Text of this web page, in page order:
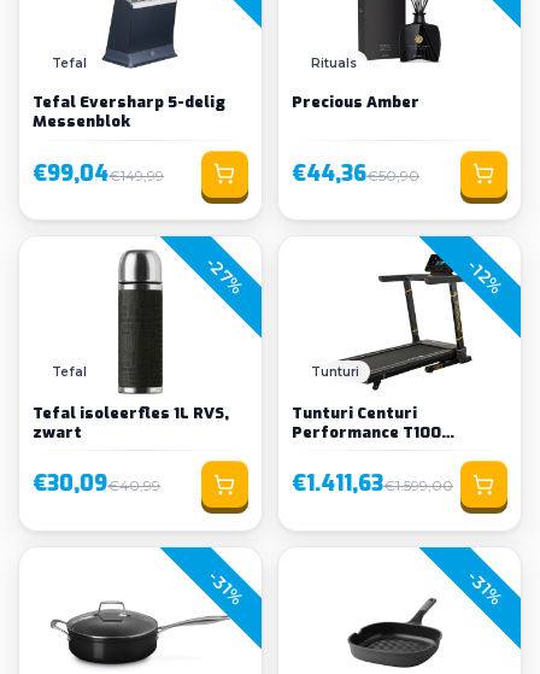
Tefal
Tefal Eversharp 5-delig
Messenblok
€99,04€149,99
Rituals
Precious Amber
€44,36€50,90
-27%
Tefal
Tefal isoleerfles 1L RVS,
zwart
€30,09€40,99
-12%
Tunturi
Tunturi Centuri
Performance T100
€1.411,63€1.599,00
-31% -31%